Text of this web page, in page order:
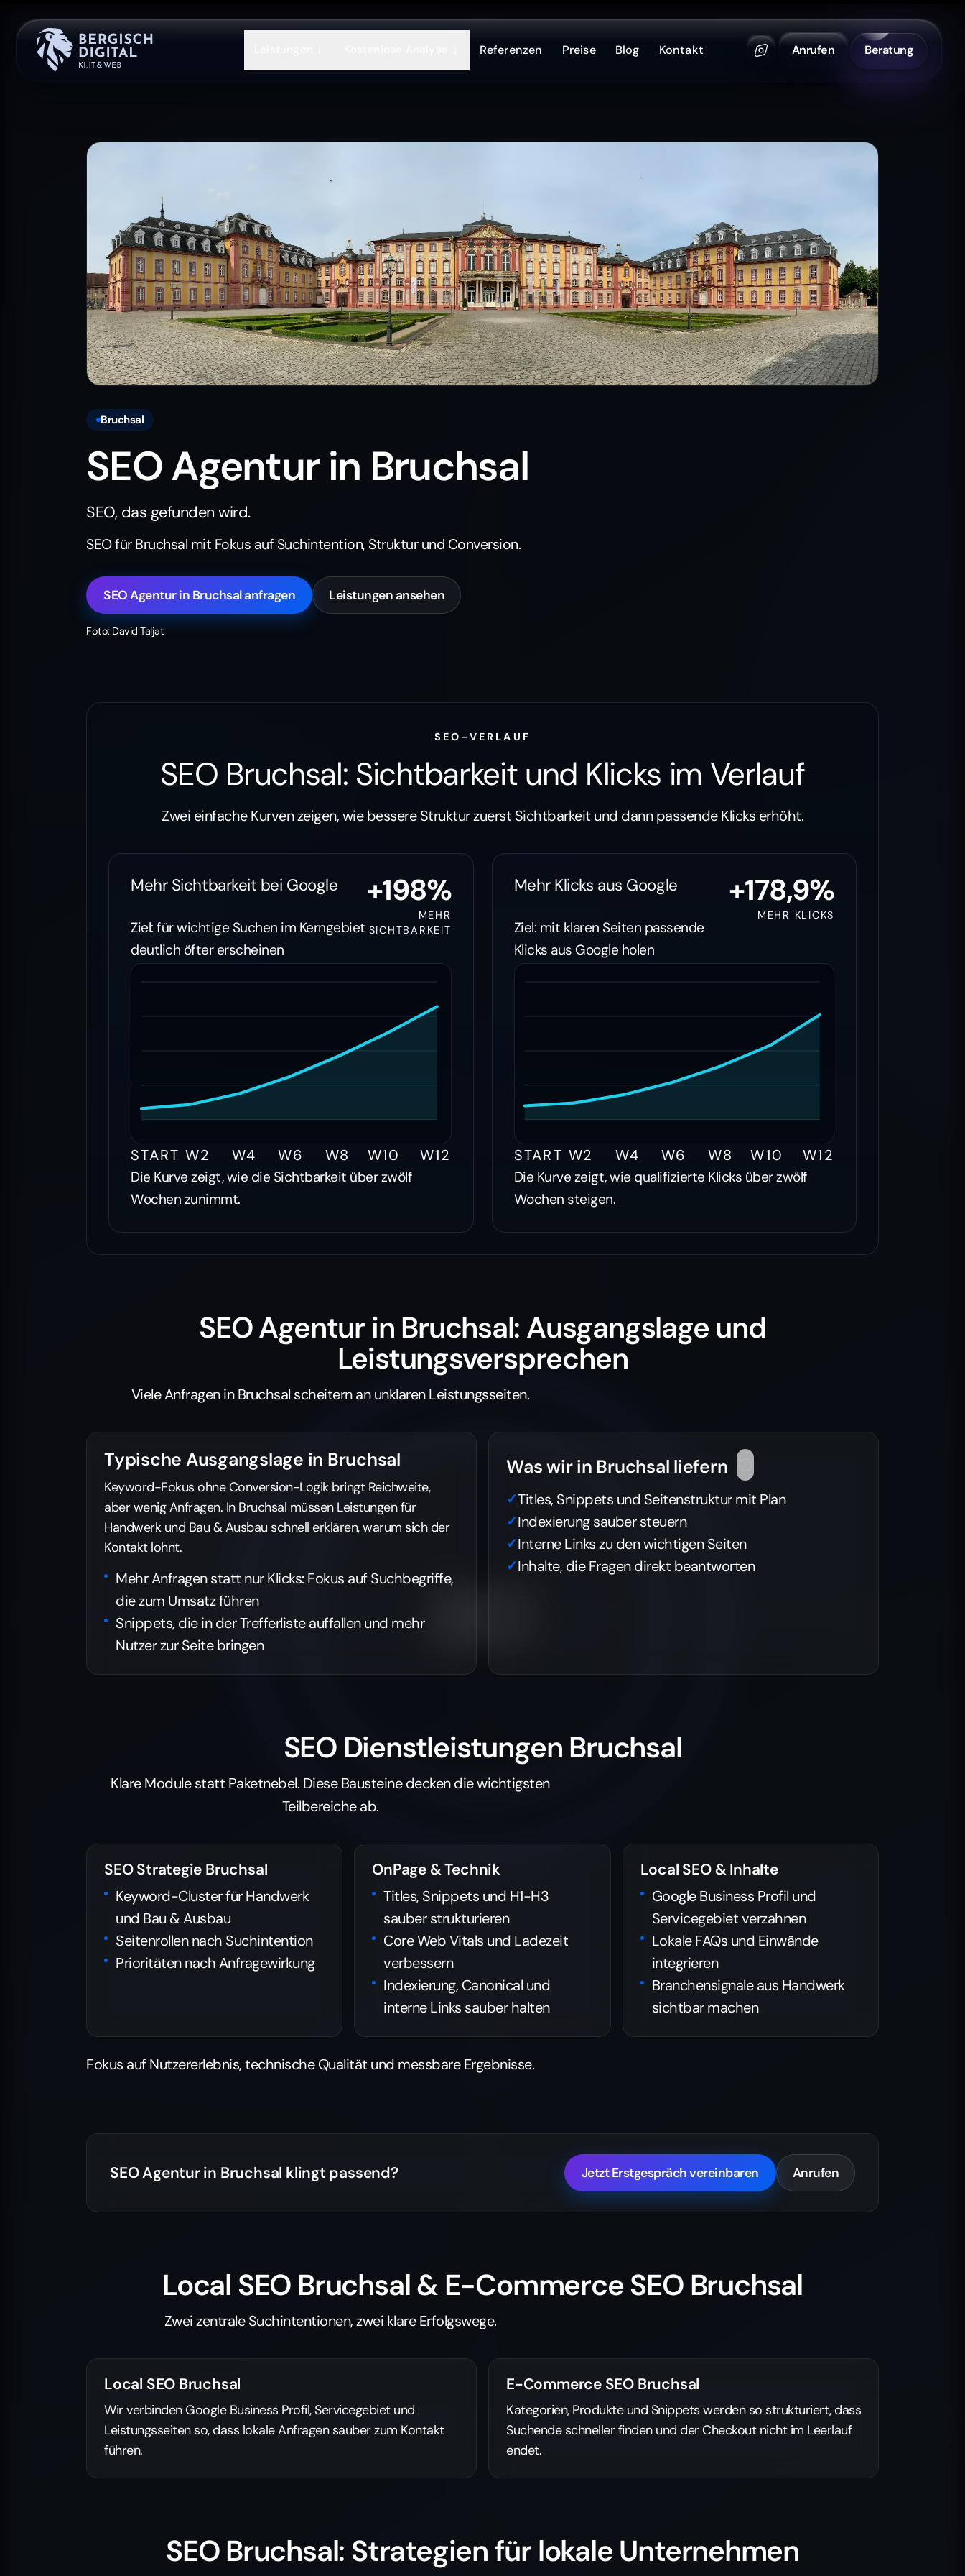
Referenzen Preise Blog Kontakt Anrufen Beratung
Bruchsal
SEO Agentur in Bruchsal
SEO, das gefunden wird.
SEO für Bruchsal mit Fokus auf Suchintention, Struktur und Conversion.
SEO Agentur in Bruchsal anfragen Leistungen ansehen
Foto: David Taljat
SEO-VERLAUF
SEO Bruchsal: Sichtbarkeit und Klicks im Verlauf
Zwei einfache Kurven zeigen, wie bessere Struktur zuerst Sichtbarkeit und dann passende Klicks erhöht.
Mehr Sichtbarkeit bei Google
Ziel: für wichtige Suchen im Kerngebiet
deutlich öfter erscheinen
+198%
MEHR
SICHTBARKEIT
START W2 W4 W6 W8 W10 W12
Die Kurve zeigt, wie die Sichtbarkeit über zwölf
Wochen zunimmt.
Mehr Klicks aus Google
Ziel: mit klaren Seiten passende
Klicks aus Google holen
+178,9%
MEHR KLICKS
START W2 W4 W6 W8 W10 W12
Die Kurve zeigt, wie qualifizierte Klicks über zwölf
Wochen steigen.
SEO Agentur in Bruchsal: Ausgangslage und
Leistungsversprechen
Viele Anfragen in Bruchsal scheitern an unklaren Leistungsseiten.
Typische Ausgangslage in Bruchsal
Keyword-Fokus ohne Conversion-Logik bringt Reichweite,
aber wenig Anfragen. In Bruchsal müssen Leistungen für
Handwerk und Bau & Ausbau schnell erklären, warum sich der
Kontakt lohnt.
Mehr Anfragen statt nur Klicks: Fokus auf Suchbegriffe,
die zum Umsatz führen
Snippets, die in der Trefferliste auffallen und mehr
Nutzer zur Seite bringen
Was wir in Bruchsal liefern
Titles, Snippets und Seitenstruktur mit Plan
Indexierung sauber steuern
Interne Links zu den wichtigen Seiten
Inhalte, die Fragen direkt beantworten
SEO Dienstleistungen Bruchsal
Klare Module statt Paketnebel. Diese Bausteine decken die wichtigsten
Teilbereiche ab.
SEO Strategie Bruchsal
Keyword-Cluster für Handwerk
und Bau & Ausbau
Seitenrollen nach Suchintention
Prioritäten nach Anfragewirkung
OnPage & Technik
Titles, Snippets und H1-H3
sauber strukturieren
Core Web Vitals und Ladezeit
verbessern
Indexierung, Canonical und
interne Links sauber halten
Local SEO & Inhalte
Google Business Profil und
Servicegebiet verzahnen
Lokale FAQs und Einwände
integrieren
Branchensignale aus Handwerk
sichtbar machen
Fokus auf Nutzererlebnis, technische Qualität und messbare Ergebnisse.
SEO Agentur in Bruchsal klingt passend? Jetzt Erstgespräch vereinbaren Anrufen
Local SEO Bruchsal & E-Commerce SEO Bruchsal
Zwei zentrale Suchintentionen, zwei klare Erfolgswege.
Local SEO Bruchsal
Wir verbinden Google Business Profil, Servicegebiet und
Leistungsseiten so, dass lokale Anfragen sauber zum Kontakt
führen.
E-Commerce SEO Bruchsal
Kategorien, Produkte und Snippets werden so strukturiert, dass
Suchende schneller finden und der Checkout nicht im Leerlauf
endet.
SEO Bruchsal: Strategien für lokale Unternehmen